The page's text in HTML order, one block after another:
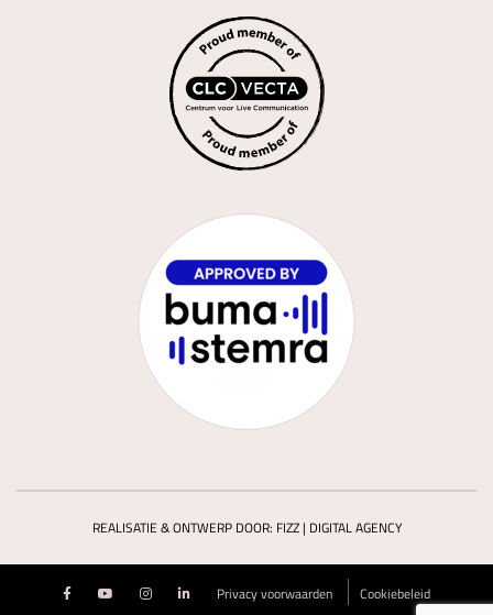
REALISATIE & ONTWERP DOOR: FIZZ | DIGITAL AGENCY
Privacy voorwaarden Cookiebeleid